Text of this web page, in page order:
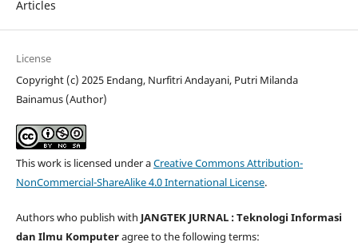
Articles
License
Copyright (c) 2025 Endang, Nurfitri Andayani, Putri Milanda
Bainamus (Author)
This work is licensed under aCreative Commons Attribution-
NonCommercial-ShareAlike 4.0 International License.
Authors who publish with JANGTEK JURNAL : Teknologi Informasi
dan Ilmu Komputeragree to the following terms: